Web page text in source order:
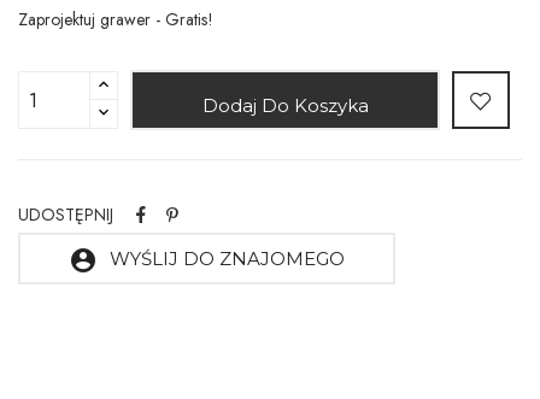
Zaprojektuj grawer - Gratis!
Dodaj Do Koszyka
UDOSTĘPNIJ
account_circle WYŚLIJ DO ZNAJOMEGO